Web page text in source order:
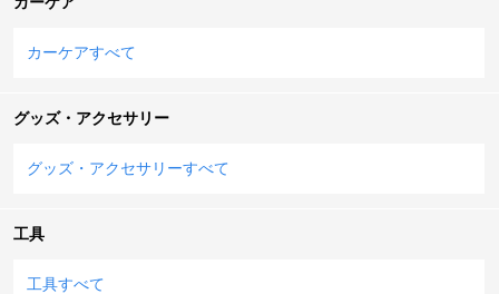
カーケアすべて
グッズ・アクセサリー
グッズ・アクセサリーすべて
工具
工具すべて